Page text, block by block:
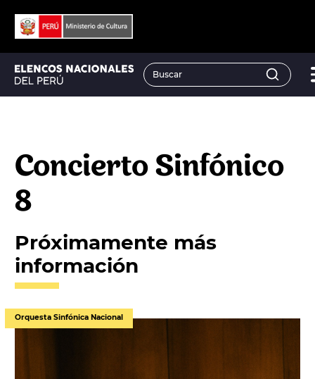
Concierto Sinfónico
8
Próximamente más
información
Orquesta Sinfónica Nacional